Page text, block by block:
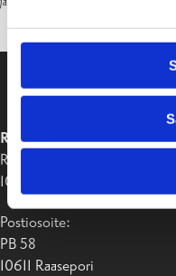
RAASEPORIN
Raaseporintie 37
10650 Tammisaari
Postiosoite:
PB 58
10611 Raasepori